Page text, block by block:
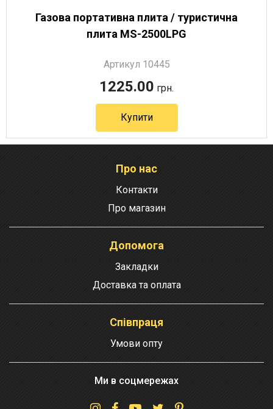
Газова портативна плита / туристична
плита MS-2500LPG
Артикул 10445
1225.00 грн.
Купити
Про нас
Контакти
Про магазин
Допомога
Закладки
Доставка та оплата
Співпраця
Умови опту
Ми в соцмережах